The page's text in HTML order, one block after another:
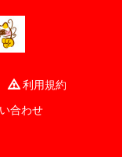
利用規約
合わせ